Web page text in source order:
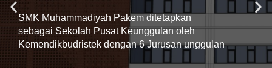
SMK Muhammadiyah Pakem ditetapkan
sebagai Sekolah Pusat Keunggulan oleh
Kemendikbudristek dengan 6 Jurusan unggulan